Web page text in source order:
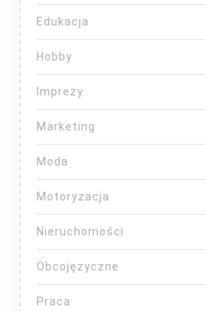
Edukacja
Hobby
Imprezy
Marketing
Moda
Motoryzacja
Nieruchomości
Obcojęzyczne
Praca